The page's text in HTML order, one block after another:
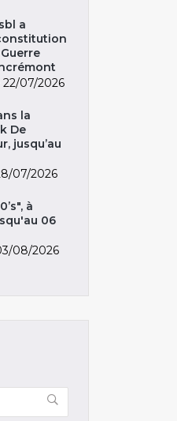
a
22/07/2026
la
De
jusqu’au
07/2026
à
06
08/2026